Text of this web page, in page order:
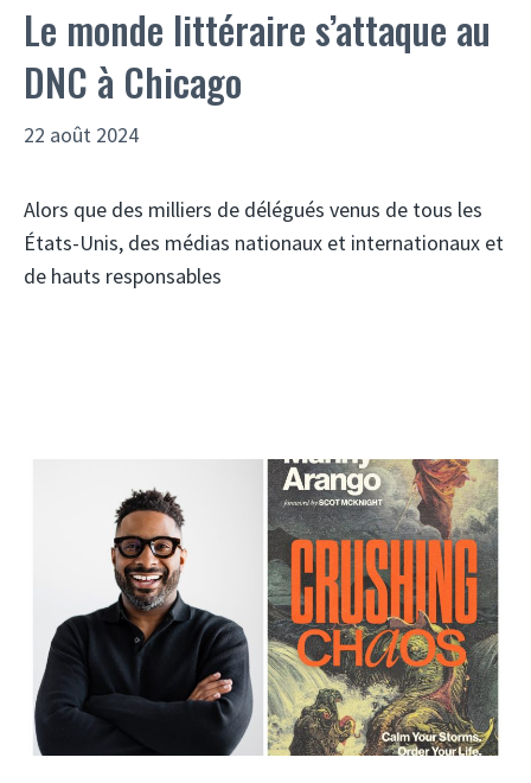
Le monde littéraire s’attaque au
DNC à Chicago
22 août 2024
Alors que des milliers de délégués venus de tous les
États-Unis, des médias nationaux et internationaux et
de hauts responsables